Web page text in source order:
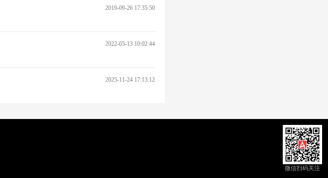
2019-09-26 17:35:50
2022-05-13 10:02:44
2025-11-24 17:13:12
微信扫码关注